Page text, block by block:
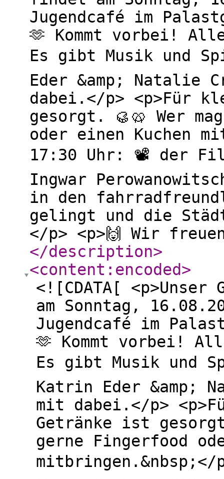
Jugendcafé im
🫶 Kommt vorbei!
Es gibt Musik und
Eder &amp; Natalie
dabei.</p> <p>Für
gesorgt. 🥮🥨 Wer
oder einen Kuchen
17:30 Uhr: 📽️ der
Ingwar
in den
gelingt und die
</p> <p>🙌 Wir
</description>
<content:encoded>
<![CDATA[ <p>Unser
am Sonntag,
Jugendcafé im
🫶 Kommt vorbei!
Es gibt Musik und
Katrin Eder &amp;
mit dabei.</p>
Getränke ist
gerne Fingerfood